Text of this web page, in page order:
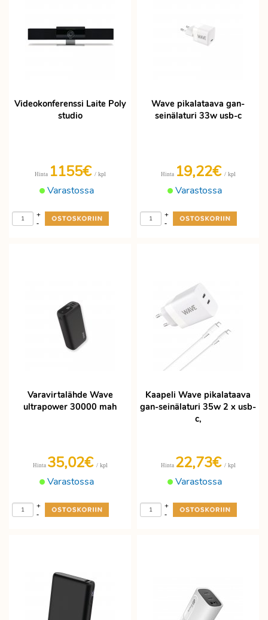
Videokonferenssi Laite Poly
studio
Varastossa
Hinta 1155€ / kpl
-
+
Wave pikalataava gan-
seinälaturi 33w usb-c
Varastossa
Hinta 19,22€ / kpl
-
+
Varavirtalähde Wave
ultrapower 30000 mah
Varastossa
Hinta 35,02€ / kpl
-
+
Kaapeli Wave pikalataava
gan-seinälaturi 35w 2 x usb-
c,
Varastossa
Hinta 22,73€ / kpl
-
+